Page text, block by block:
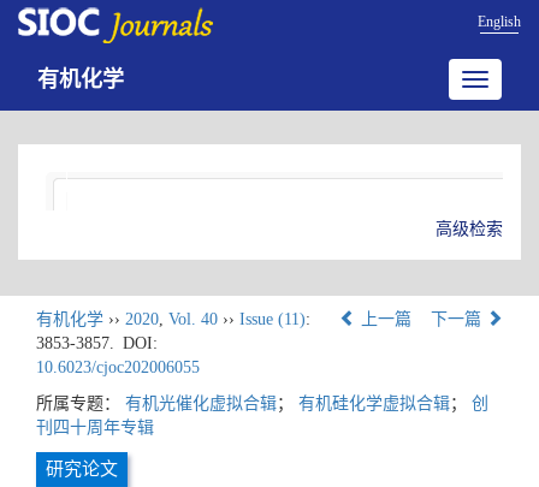
English
Toggle
有机化学
高级检索
有机化学 ›› 2020, Vol. 40 ›› Issue (11):
3853-3857. DOI:
10.6023/cjoc202006055
上一篇 下一篇
所属专题： 有机光催化虚拟合辑； 有机硅化学虚拟合辑； 创
刊四十周年专辑
研究论文